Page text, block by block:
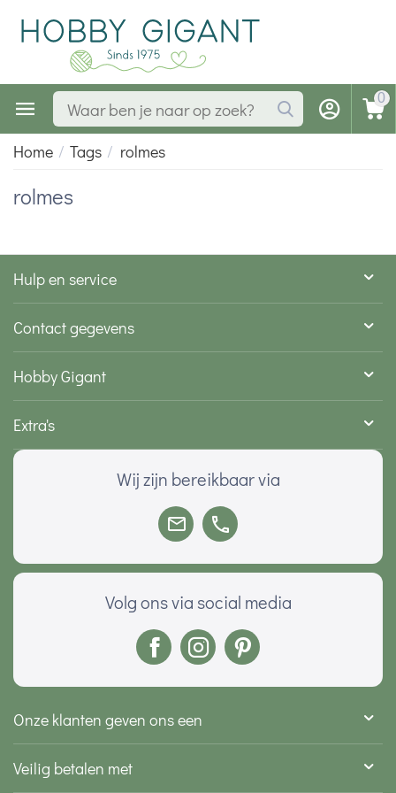
0
Home / Tags / rolmes
rolmes
Hulp en service
Contact gegevens
Hobby Gigant
Extra's
Wij zijn bereikbaar via
Volg ons via social media
Onze klanten geven ons een
Veilig betalen met